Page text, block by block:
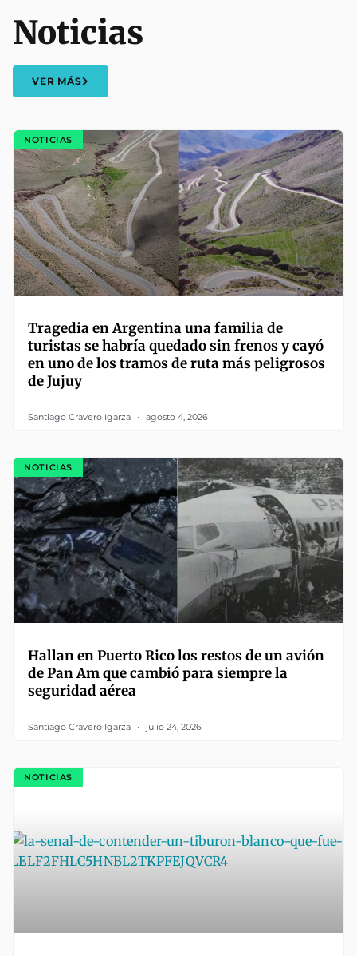
Noticias
VER MÁS
NOTICIAS
Tragedia en Argentina una familia de
turistas se habría quedado sin frenos y cayó
en uno de los tramos de ruta más peligrosos
de Jujuy
Santiago Cravero Igarza agosto 4, 2026
NOTICIAS
Hallan en Puerto Rico los restos de un avión
de Pan Am que cambió para siempre la
seguridad aérea
Santiago Cravero Igarza julio 24, 2026
NOTICIAS